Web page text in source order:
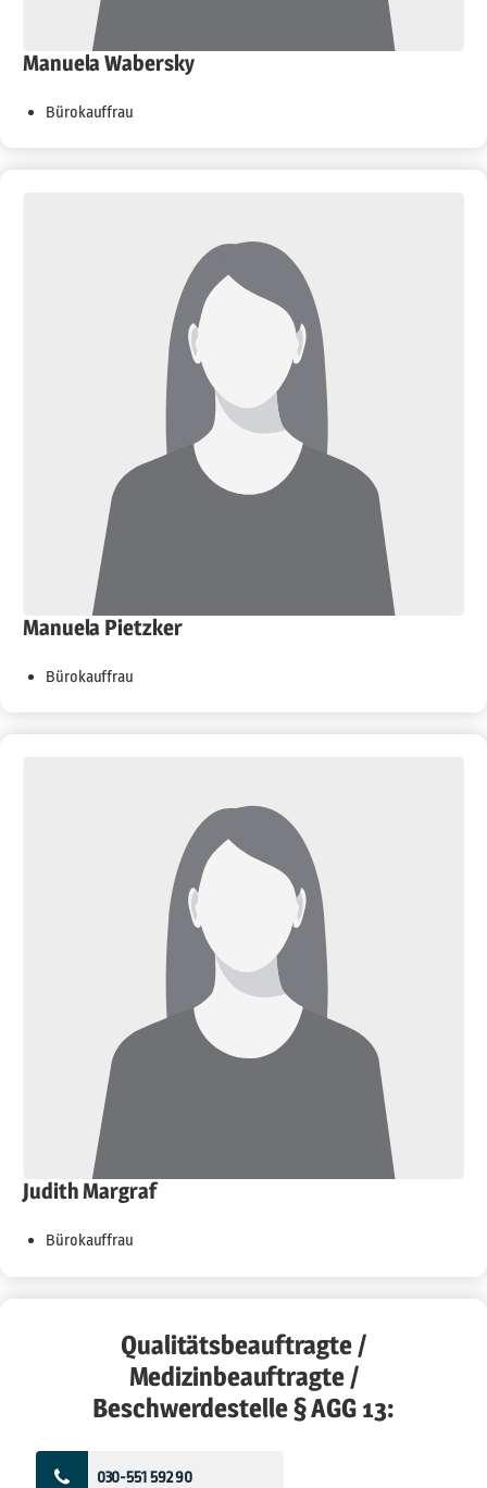
Manuela Wabersky
Bürokauffrau
Manuela Pietzker
Bürokauffrau
Judith Margraf
Bürokauffrau
Qualitätsbeauftragte /
Medizinbeauftragte /
Beschwerdestelle § AGG 13:
030-551 592 90